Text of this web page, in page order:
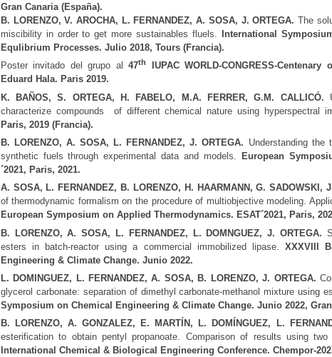
Gran Canaria (España).
B. LORENZO, V. AROCHA, L. FERNANDEZ, A. SOSA, J. ORTEGA. The
miscibility in order to get more sustainables fluels. International
Equlibrium Processes. Julio 2018, Tours (Francia).
Poster invitado del grupo al47th
IUPAC WORLD-CONGRESS-
Eduard Hala. Paris 2019.
K. BAÑOS, S. ORTEGA, H. FABELO, M.A. FERRER, G.M. CALLICÓ.
characterize compounds of different chemical nature using hyperspectral
Paris, 2019 (Francia).
B. LORENZO, A. SOSA, L. FERNANDEZ, J. ORTEGA. Understanding the
synthetic fuels through experimental data and models.
European
´2021, Paris, 2021.
A. SOSA, L. FERNANDEZ, B. LORENZO, H. HAARMANN, G. SADOWSKI,
of thermodynamic formalism on the procedure of multiobjective modeling.
European Symposium on Applied Thermodynamics. ESAT´2021, Paris,
B. LORENZO, A. SOSA, L. FERNANDEZ, L. DOMNGUEZ, J. ORTEGA.
esters in batch-reactor using a commercial immobilized lipase.
XXXVIII
Engineering & Climate Change. Junio 2022.
L. DOMINGUEZ, L. FERNANDEZ, A. SOSA, B. LORENZO, J. ORTEGA.
glycerol carbonate: separation of dimethyl carbonate-methanol mixture using
Symposium on Chemical Engineering & Climate Change. Junio 2022,
B. LORENZO, A. GONZALEZ, E. MARTÍN, L. DOMÍNGUEZ, L.
esterification to obtain pentyl propanoate. Comparison of results using
International Chemical & Biological Engineering Conference. Chempor-